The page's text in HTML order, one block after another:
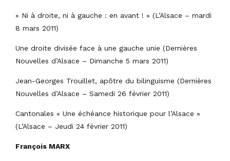
« Ni à droite, ni à gauche : en avant ! » (L’Alsace – mardi
8 mars 2011)
Une droite divisée face à une gauche unie (Dernières
Nouvelles d’Alsace – Dimanche 5 mars 2011)
Jean-Georges Trouillet, apôtre du bilinguisme (Dernières
Nouvelles d’Alsace – Samedi 26 février 2011)
Cantonales « Une échéance historique pour l’Alsace »
(L’Alsace – Jeudi 24 février 2011)
François MARX